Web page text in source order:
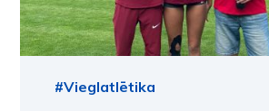
#Vieglatlētika